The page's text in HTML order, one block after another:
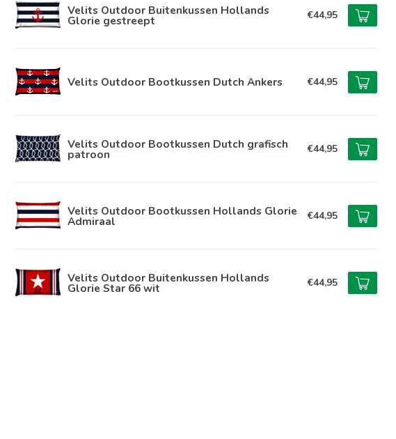
Velits Outdoor Buitenkussen Hollands
Glorie gestreept €44,95
Velits Outdoor Bootkussen Dutch Ankers €44,95
Velits Outdoor Bootkussen Dutch grafisch
patroon €44,95
Velits Outdoor Bootkussen Hollands Glorie
Admiraal €44,95
Velits Outdoor Buitenkussen Hollands
Glorie Star 66 wit €44,95